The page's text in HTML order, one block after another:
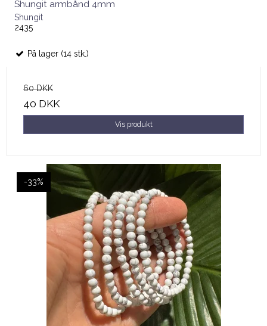
Shungit armbånd 4mm
Shungit
2435
På lager (14 stk.)
60 DKK
40 DKK
Vis produkt
-33%